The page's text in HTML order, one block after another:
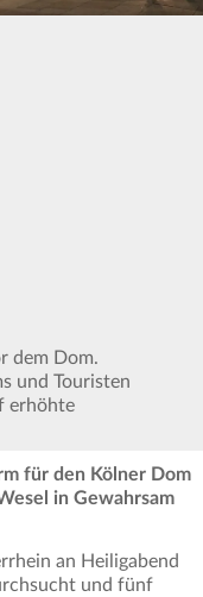
dem Dom.
und Touristen
erhöhte
für den Kölner Dom
in Gewahrsam
an Heiligabend
und fünf